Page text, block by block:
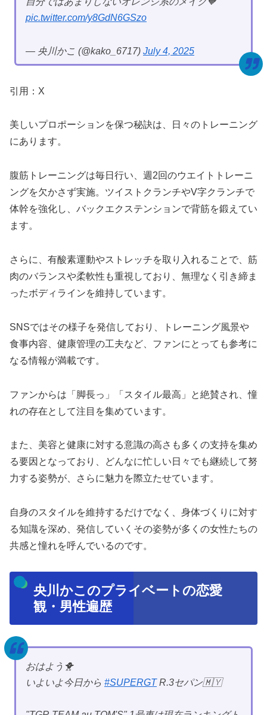
pic.twitter.com/y8GdN6GSzo
— 央川かこ (@kako_6717) July 4, 2025
引用：X
美しいプロポーションを保つ秘訣は、日々のトレーニング
にあります。
腹筋トレーニングは毎日行い、週2回のウエイトトレーニ
ングを欠かさず実施。ツイストクランチやV字クランチで
体幹を強化し、バックエクステンションで背筋を鍛えてい
ます。
さらに、有酸素運動やストレッチを取り入れることで、筋
肉のバランスや柔軟性も重視しており、無理なく引き締ま
ったボディラインを維持しています。
SNSではその様子を発信しており、トレーニング風景や
食事内容、健康管理の工夫など、ファンにとっても参考に
なる情報が満載です。
ファンからは「脚長っ」「スタイル最高」と絶賛され、憧
れの存在として注目を集めています。
また、美容と健康に対する意識の高さも多くの支持を集め
る要因となっており、どんなに忙しい日々でも継続して努
力する姿勢が、さらに魅力を際立たせています。
自身のスタイルを維持するだけでなく、身体づくりに対す
る知識を深め、発信していくその姿勢が多くの女性たちの
共感と憧れを呼んでいるのです。
央川かこのプライベートの恋愛
観・男性遍歴
おはよう🐥
いよいよ今日から #SUPERGTR.3セパン🇲🇾